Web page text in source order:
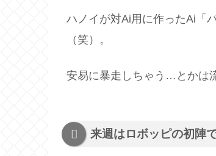
ハノイが対Ai用に作ったAi「
（笑）。
安易に暴走しちゃう…とかは
来週はロボッピの初陣